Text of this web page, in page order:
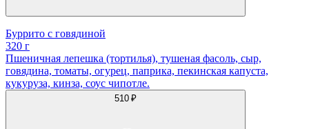
Буррито с говядиной
320 г
Пшеничная лепешка (тортилья), тушеная фасоль, сыр,
говядина, томаты, огурец, паприка, пекинская капуста,
кукуруза, кинза, соус чипотле.
510 ₽